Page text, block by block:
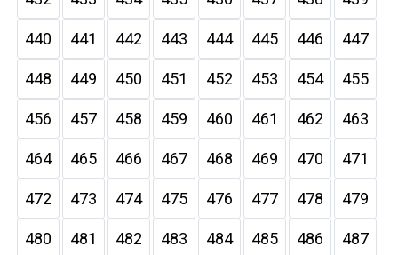
440 441 442 443 444 445 446 447
448 449 450 451 452 453 454 455
456 457 458 459 460 461 462 463
464 465 466 467 468 469 470 471
472 473 474 475 476 477 478 479
480 481 482 483 484 485 486 487